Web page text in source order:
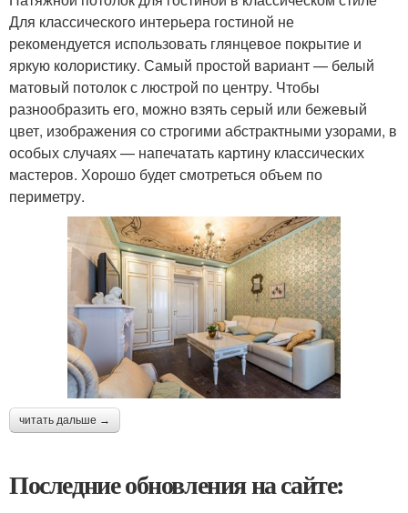
Для классического интерьера гостиной не
рекомендуется использовать глянцевое покрытие и
яркую колористику. Самый простой вариант — белый
матовый потолок с люстрой по центру. Чтобы
разнообразить его, можно взять серый или бежевый
цвет, изображения со строгими абстрактными узорами, в
особых случаях — напечатать картину классических
мастеров. Хорошо будет смотреться объем по
периметру.
читать дальше →
Последние обновления на сайте: